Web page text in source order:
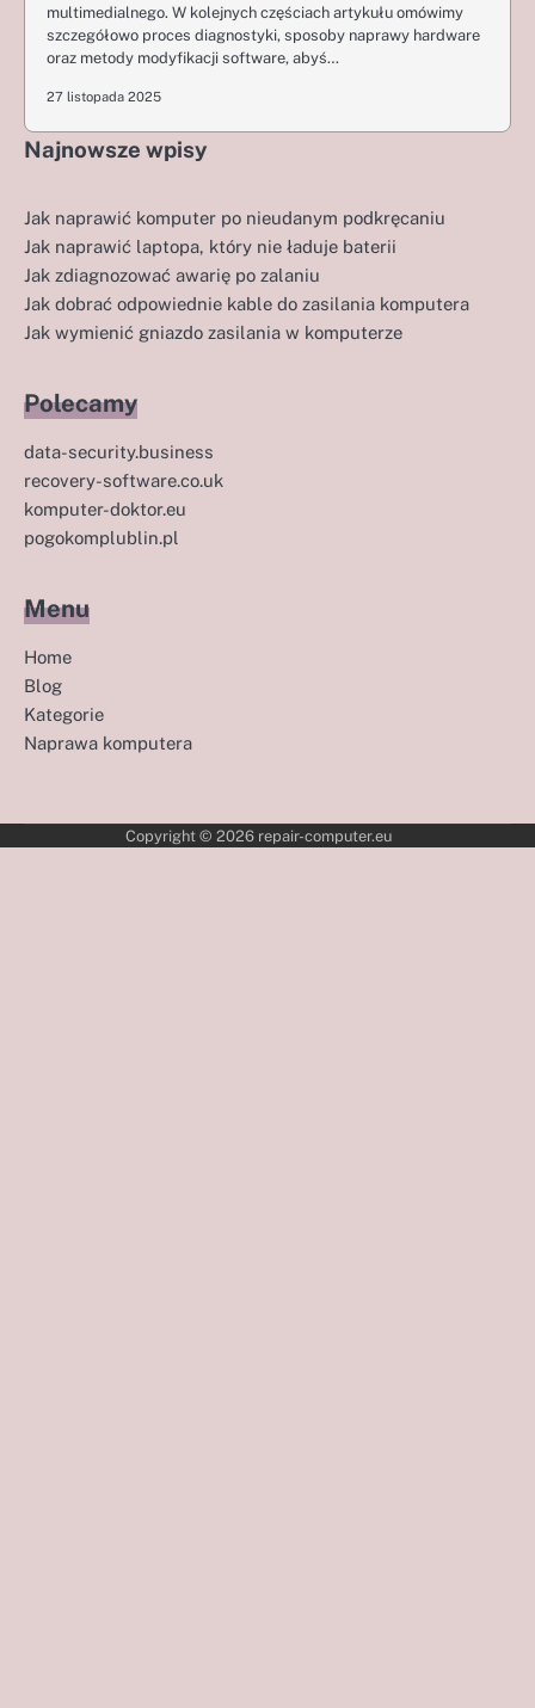
multimedialnego. W kolejnych częściach artykułu omówimy
szczegółowo proces diagnostyki, sposoby naprawy hardware
oraz metody modyfikacji software, abyś…
27 listopada 2025
Najnowsze wpisy
Jak naprawić komputer po nieudanym podkręcaniu
Jak naprawić laptopa, który nie ładuje baterii
Jak zdiagnozować awarię po zalaniu
Jak dobrać odpowiednie kable do zasilania komputera
Jak wymienić gniazdo zasilania w komputerze
Polecamy
data-security.business
recovery-software.co.uk
komputer-doktor.eu
pogokomplublin.pl
Menu
Home
Blog
Kategorie
Naprawa komputera
Copyright © 2026 repair-computer.eu